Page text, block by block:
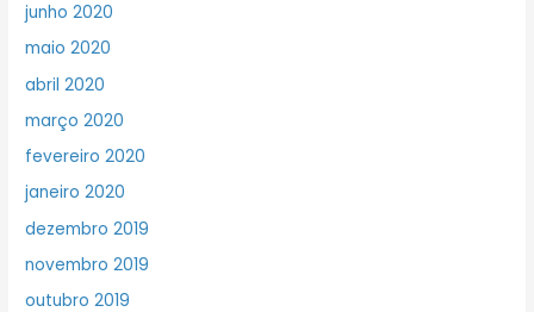
junho 2020
maio 2020
abril 2020
março 2020
fevereiro 2020
janeiro 2020
dezembro 2019
novembro 2019
outubro 2019